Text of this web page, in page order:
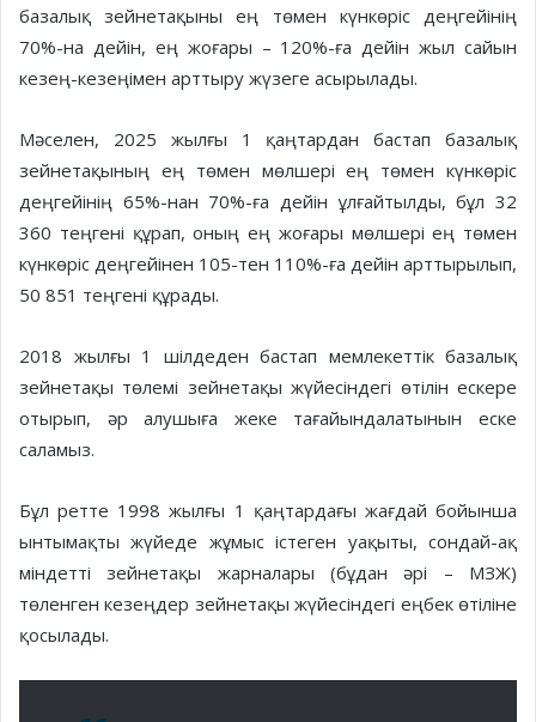
базалық зейнетақыны ең төмен күнкөріс деңгейінің
70%-на дейін, ең жоғары – 120%-ға дейін жыл сайын
кезең-кезеңімен арттыру жүзеге асырылады.
Мәселен, 2025 жылғы 1 қаңтардан бастап базалық
зейнетақының ең төмен мөлшері ең төмен күнкөріс
деңгейінің 65%-нан 70%-ға дейін ұлғайтылды, бұл 32
360 теңгені құрап, оның ең жоғары мөлшері ең төмен
күнкөріс деңгейінен 105-тен 110%-ға дейін арттырылып,
50 851 теңгені құрады.
2018 жылғы 1 шілдеден бастап мемлекеттік базалық
зейнетақы төлемі зейнетақы жүйесіндегі өтілін ескере
отырып, әр алушыға жеке тағайындалатынын еске
саламыз.
Бұл ретте 1998 жылғы 1 қаңтардағы жағдай бойынша
ынтымақты жүйеде жұмыс істеген уақыты, сондай-ақ
міндетті зейнетақы жарналары (бұдан әрі – МЗЖ)
төленген кезеңдер зейнетақы жүйесіндегі еңбек өтіліне
қосылады.